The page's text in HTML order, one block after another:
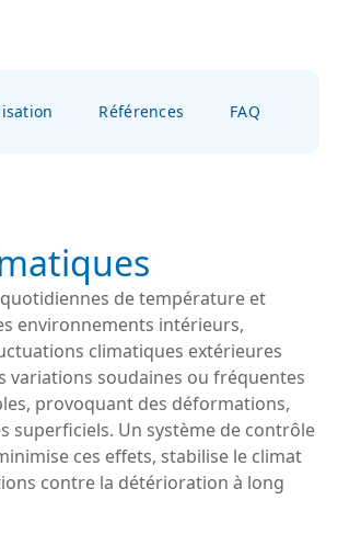
Références FAQ
de température et
environnements intérieurs,
climatiques extérieures
variations soudaines ou fréquentes
provoquant des déformations,
superficiels. Un système de contrôle
ces effets, stabilise le climat
contre la détérioration à long